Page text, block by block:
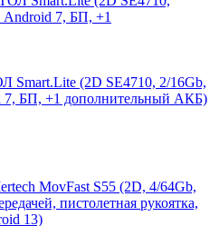
Smart.Lite (2D SE4710, 2/16Gb,
7, БП, +1 дополнительный АКБ)